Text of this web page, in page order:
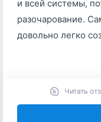
и всей системы,
разочарование.
довольно легко
Читать